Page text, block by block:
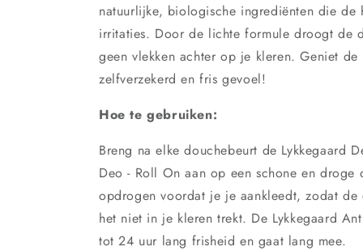
natuurlijke, biologische ingrediënten die de
irritaties. Door de lichte formule droogt de
geen vlekken achter op je kleren. Geniet
zelfverzekerd en fris gevoel!
Hoe te gebruiken:
Breng na elke douchebeurt de Lykkegaard
Deo - Roll On aan op een schone en
opdrogen voordat je je aankleedt, zodat
het niet in je kleren trekt. De Lykkegaard
tot 24 uur lang frisheid en gaat lang mee.